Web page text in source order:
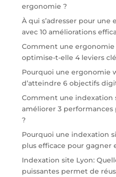
ergonomie ?
À qui s’adresser pour
avec 10 améliorations
Comment une ergonomie
optimise-t-elle 4 leviers
Pourquoi une ergonomie
d’atteindre 6 objectifs
Comment une indexation
améliorer 3 performances
?
Pourquoi une indexation
plus efficace pour gagner
Indexation site Lyon:
puissantes permet de